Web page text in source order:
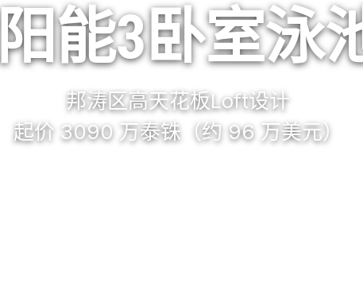
能3卧室泳
邦涛区高天花板Loft设计
起价 3090 万泰铢（约 96 万美元）